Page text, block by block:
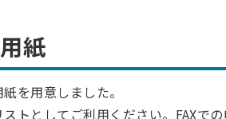
紙
を用意しました。
トとしてご利用ください。FAXで